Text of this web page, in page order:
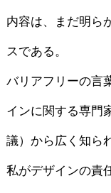
内容は、まだ明ら
スである。
バリアフリーの言
インに関する専門
議）から広く知ら
私がデザインの責